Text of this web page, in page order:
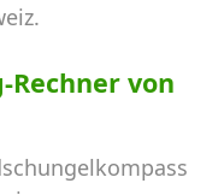
Rechner von